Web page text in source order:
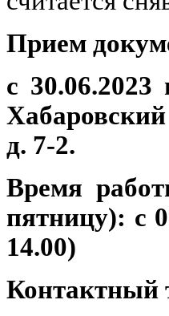
Прием
с 30.06.2023
д. 7-2.
Время
пятницу): с
14.00)
Контактный